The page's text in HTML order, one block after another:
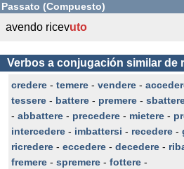
Passato (Compuesto)
avendo ricevuto
Verbos a conjugación similar de
credere - temere - vendere -
tessere - battere - premere -
- abbattere - precedere - mietere -
intercedere - imbattersi - recedere -
ricredere - eccedere - decedere -
fremere - spremere - fottere -